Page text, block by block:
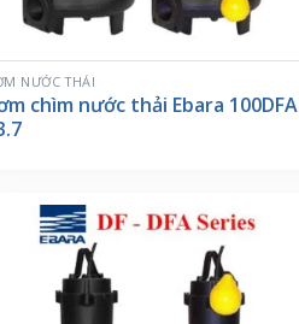
NƯỚC THẢI
chìm nước thải Ebara 100DFA